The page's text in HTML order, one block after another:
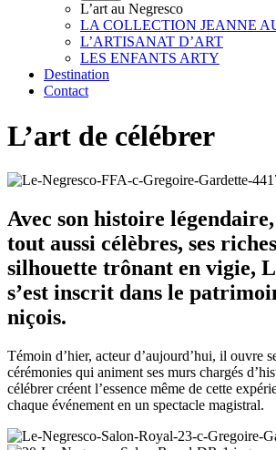
L’art au Negresco
LA COLLECTION JEANNE
L’ARTISANAT D’ART
LES ENFANTS ARTY
Destination
Contact
L’art de célébrer
Avec son histoire légendaire,
tout aussi célèbres, ses
silhouette trônant en vigie,
s’est inscrit dans le
niçois.
Témoin d’hier, acteur d’aujourd’hui, il ouvre
cérémonies qui animent ses murs chargés
célébrer créent l’essence même de cette
chaque événement en un spectacle magistral.